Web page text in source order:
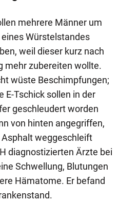
mehrere Männer um
Würstelstandes
weil dieser kurz nach
mehr zubereiten wollte.
wüste Beschimpfungen;
E-Tschick sollen in der
geschleudert worden
von hinten angegriffen,
weggeschleift
diagnostizierten Ärzte bei
Schwellung, Blutungen
Hämatome. Er befand